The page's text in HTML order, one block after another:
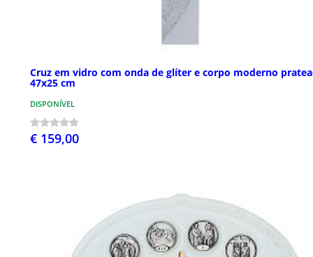
Cruz em vidro com onda de glíter e corpo moderno
47x25 cm
DISPONÍVEL
€ 159,00